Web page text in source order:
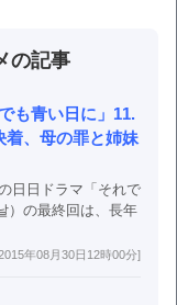
の記事
も青い日に」11.
、母の罪と姉妹
日日ドラマ「それで
）の最終回は、長年
年08月30日12時00分]